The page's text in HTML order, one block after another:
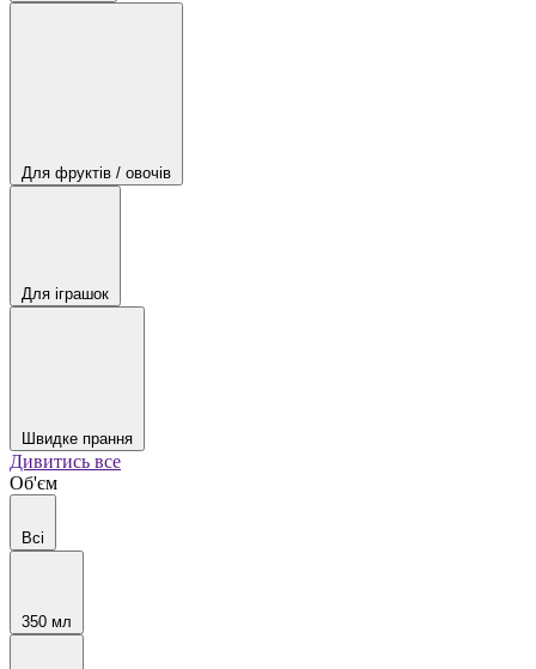
Для фруктів / овочів
Для іграшок
Швидке прання
Дивитись все
Об'єм
Всі
350 мл